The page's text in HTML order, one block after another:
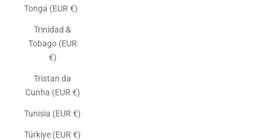
Tonga (EUR €)
Trinidad &
Tobago (EUR
€)
Tristan da
Cunha (EUR €)
Tunisia (EUR €)
Türkiye (EUR €)